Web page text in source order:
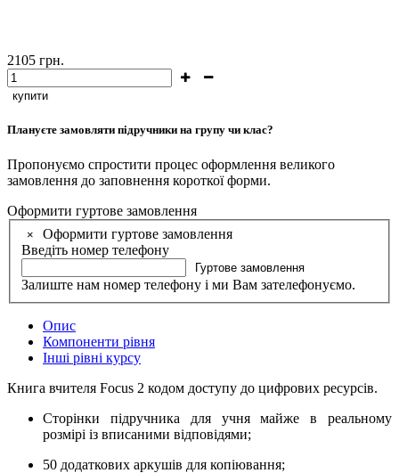
2105 грн.
купити
Плануєте замовляти підручники на групу чи клас?
Пропонуємо спростити процес оформлення великого
замовлення до заповнення короткої форми.
Оформити гуртове замовлення
×
Оформити гуртове замовлення
Введіть номер телефону
Гуртове замовлення
Залиште нам номер телефону і ми Вам зателефонуємо.
Опис
Компоненти рівня
Інші рівні курсу
Книга вчителя Focus 2 кодом доступу до цифрових ресурсів.
Сторінки підручника для учня майже в реальному
розмірі із вписаними відповідями;
50 додаткових аркушів для копіювання;